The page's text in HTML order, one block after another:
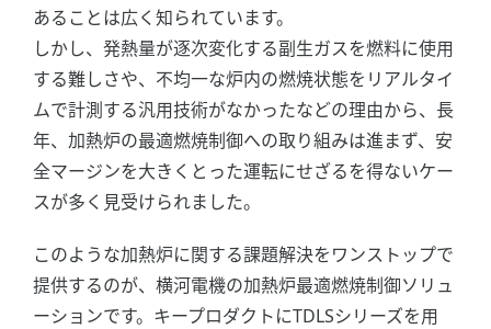
あることは広く知られています。
しかし、発熱量が逐次変化する副生ガスを燃料に使用
する難しさや、不均一な炉内の燃焼状態をリアルタイ
ムで計測する汎用技術がなかったなどの理由から、長
年、加熱炉の最適燃焼制御への取り組みは進まず、安
全マージンを大きくとった運転にせざるを得ないケー
スが多く見受けられました。
このような加熱炉に関する課題解決をワンストップで
提供するのが、横河電機の加熱炉最適燃焼制御ソリュ
ーションです。キープロダクトにTDLSシリーズを用